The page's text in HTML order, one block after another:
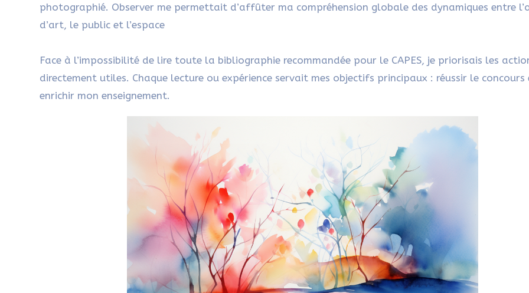
photographié. Observer me permettait d’affûter ma compréhension globale des dynamiques entre
d’art, le public et l’espace
Face à l’impossibilité de lire toute la bibliographie recommandée pour le CAPES, je priorisais les
directement utiles. Chaque lecture ou expérience servait mes objectifs principaux : réussir le concours
enrichir mon enseignement.